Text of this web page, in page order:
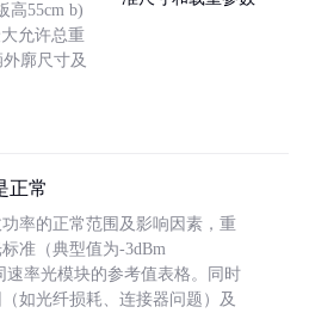
高55cm b)
允许总重
廓尺寸及
正常
率的正常范围及影响因素，重
准（典型值为-3dBm
速率光模块的参考值表格。同时
如光纤损耗、连接器问题）及